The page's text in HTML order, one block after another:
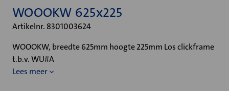
WOOOKW 625x225
Artikelnr. 8301003624
WOOOKW, breedte 625mm hoogte 225mm Los clickframe
t.b.v. WU#A
Lees meer